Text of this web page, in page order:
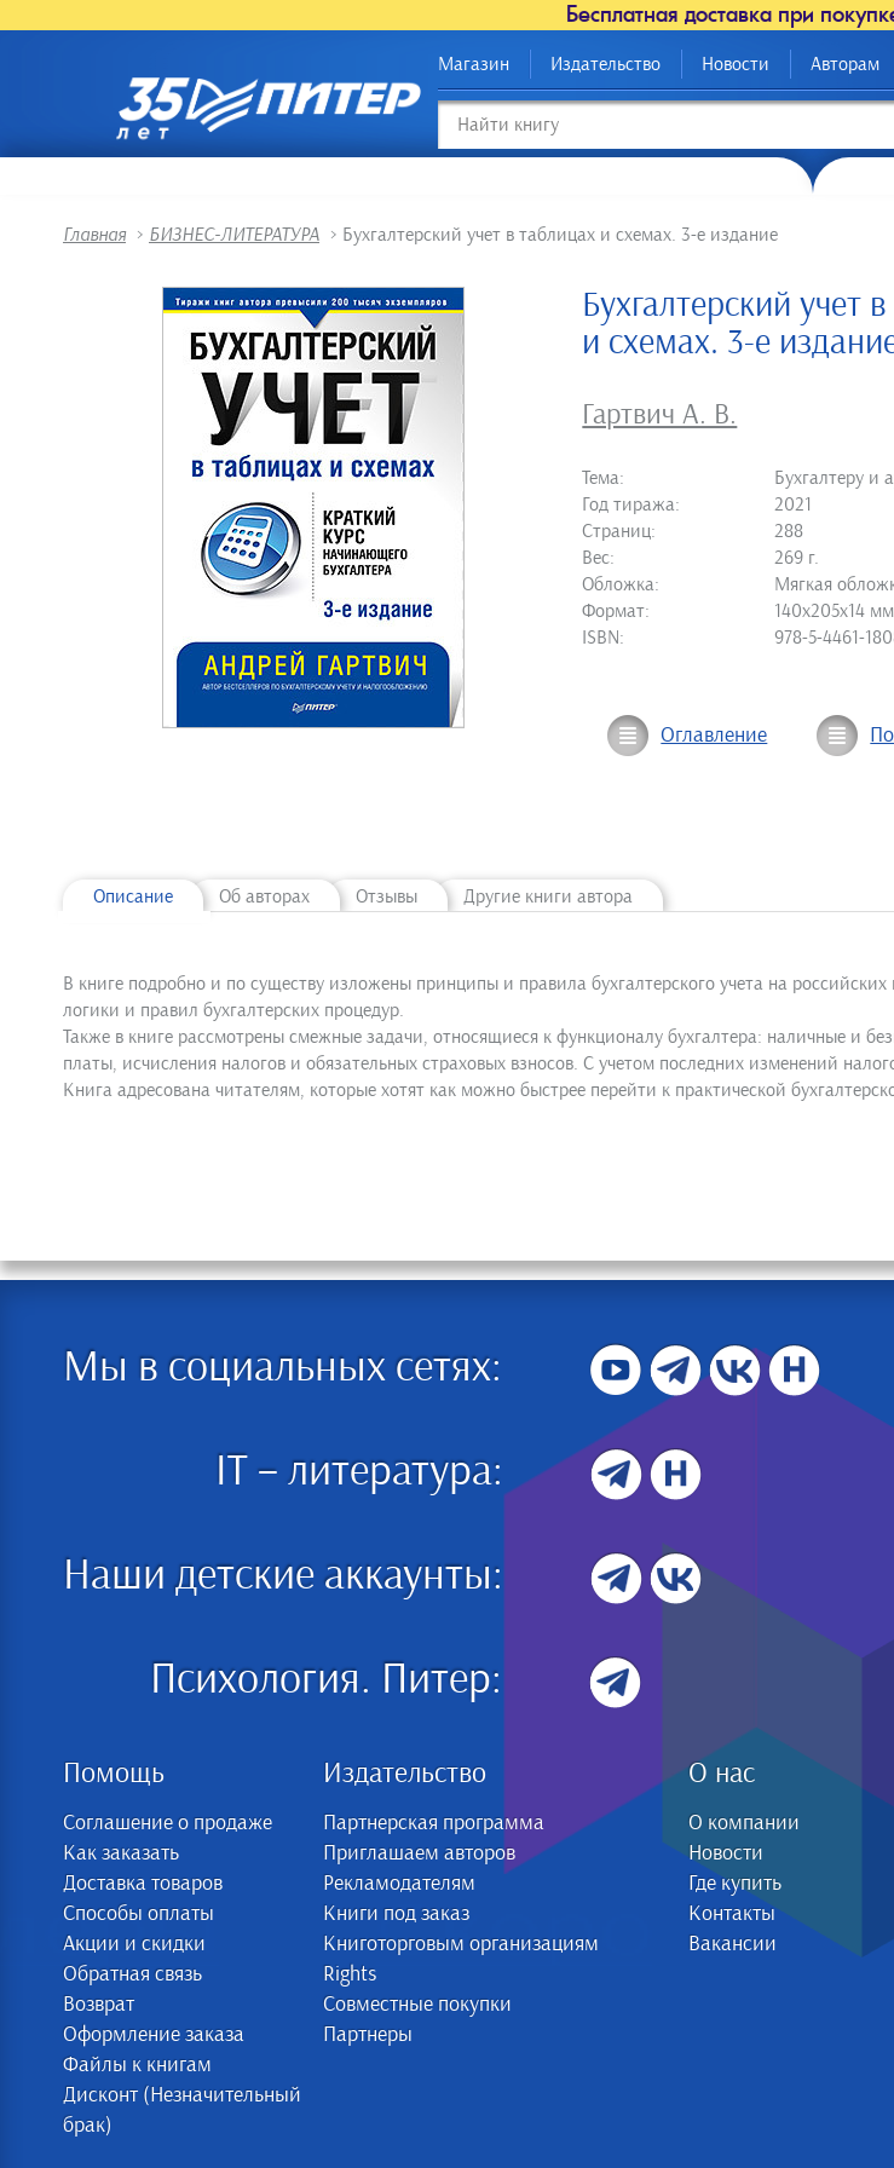
Бесплатная доставка при
Магазин Издательство Новости Авторам
Главная > БИЗНЕС-ЛИТЕРАТУРА > Бухгалтерский учет в таблицах и схемах. 3-е издание
Бухгалтерский учет
и схемах. 3-е
Гартвич А. В.
Тема:
Бухгалтеру и
Год тиража:
2021
Страниц:
288
Вес:
269 г.
Обложка:
Мягкая
Формат:
140х205х14 мм
ISBN:
978-5-4461-
Оглавление
Описание Об авторах Отзывы Другие книги автора
В книге подробно и по существу изложены принципы и правила бухгалтерского учета на
логики и правил бухгалтерских процедур.
Также в книге рассмотрены смежные задачи, относящиеся к функционалу бухгалтера: наличные и
платы, исчисления налогов и обязательных страховых взносов. С учетом последних изменений
Книга адресована читателям, которые хотят как можно быстрее перейти к практической
Мы в социальных сетях:
IT – литература:
Наши детские аккаунты:
Психология. Питер:
Помощь
Соглашение о продаже
Как заказать
Доставка товаров
Способы оплаты
Акции и скидки
Обратная связь
Возврат
Оформление заказа
Файлы к книгам
Дисконт (Незначительный
брак)
Издательство
Партнерская программа
Приглашаем авторов
Рекламодателям
Книги под заказ
Книготорговым организациям
Rights
Совместные покупки
Партнеры
О нас
О компании
Новости
Где купить
Контакты
Вакансии